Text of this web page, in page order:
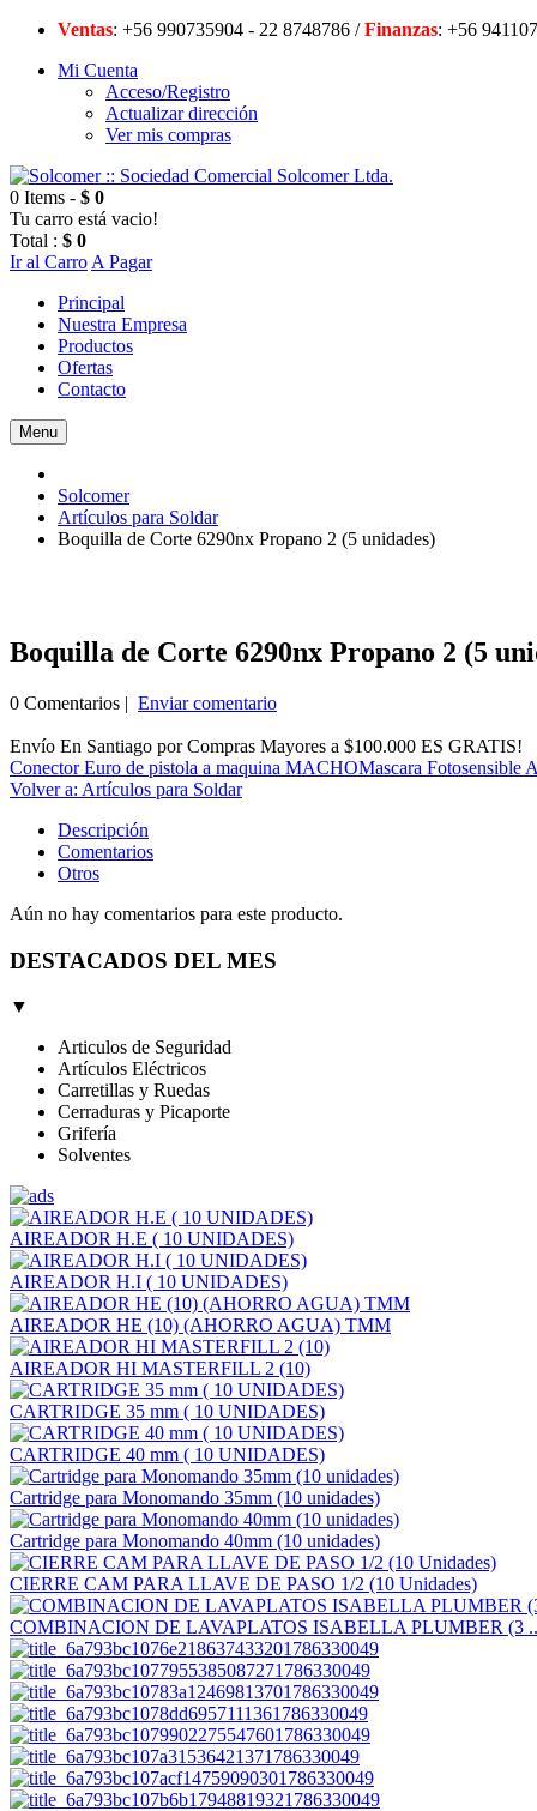
Ventas: +56 990735904 - 22 8748786 /Finanzas: +56
Mi Cuenta
Acceso/Registro
Actualizar dirección
Ver mis compras
0 Items - $ 0
Tu carro está vacio!
Total : $ 0
Ir al Carro A Pagar
Principal
Nuestra Empresa
Productos
Ofertas
Contacto
Menu
Solcomer
Artículos para Soldar
Boquilla de Corte 6290nx Propano 2 (5 unidades)
Boquilla de Corte 6290nx Propano 2 (5
0 Comentarios | Enviar comentario
Envío En Santiago por Compras Mayores a $100.000 ES GRATIS!
Conector Euro de pistola a maquina MACHOMascara Fotosensible
Volver a: Artículos para Soldar
Descripción
Comentarios
Otros
Aún no hay comentarios para este producto.
DESTACADOS DEL MES
▼
Articulos de Seguridad
Artículos Eléctricos
Carretillas y Ruedas
Cerraduras y Picaporte
Grifería
Solventes
AIREADOR H.E ( 10 UNIDADES)
AIREADOR H.I ( 10 UNIDADES)
AIREADOR HE (10) (AHORRO AGUA) TMM
AIREADOR HI MASTERFILL 2 (10)
CARTRIDGE 35 mm ( 10 UNIDADES)
CARTRIDGE 40 mm ( 10 UNIDADES)
Cartridge para Monomando 35mm (10 unidades)
Cartridge para Monomando 40mm (10 unidades)
CIERRE CAM PARA LLAVE DE PASO 1/2 (10 Unidades)
COMBINACION DE LAVAPLATOS ISABELLA PLUMBER (3